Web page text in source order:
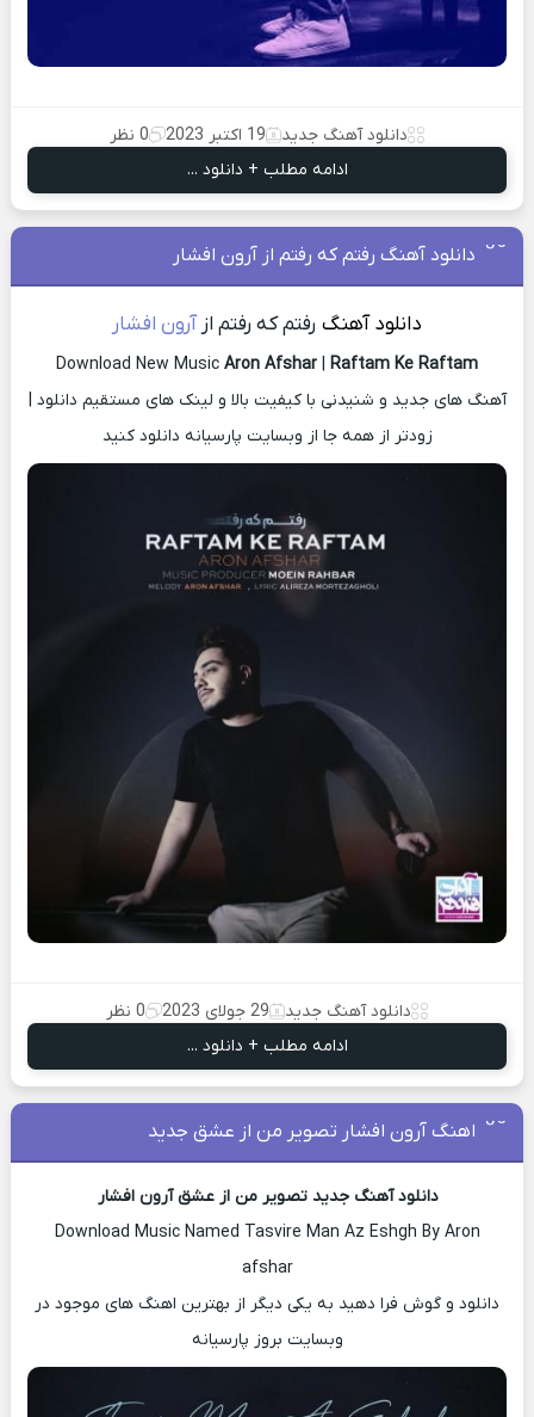
دانلود آهنگ جدید 19 اکتبر 2023
0 نظر
ادامه مطلب + دانلود ...
دانلود آهنگ رفتم که رفتم از آرون افشار
دانلود آهنگ رفتم که رفتم ازآرون افشار
Download New Music Aron Afshar Raftam Ke Raftam
آهنگ های جدید و شنیدنی با کیفیت بالا و لینک های مستقیم دانلود |
زودتر از همه جا از وبسایت پارسیانه دانلود کنید
دانلود آهنگ جدید 29 جولای 2023
0 نظر
ادامه مطلب + دانلود ...
اهنگ آرون افشار تصویر من از عشق جدید
دانلود آهنگ جدید تصویر من از عشق آرون افشار
Download Music Named Tasvire Man Az Eshgh By Aron
afshar
دانلود و گوش فرا دهید به یکی دیگر از بهترین اهنگ های موجود در
وبسایت بروز پارسیانه